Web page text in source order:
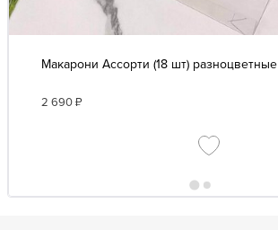
Макарони Ассорти (18 шт) разноцветные
2 690₽